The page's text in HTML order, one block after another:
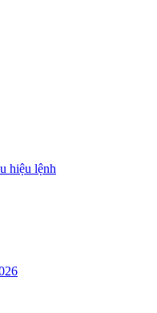
hiệu lệnh